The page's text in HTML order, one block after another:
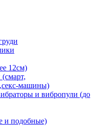
12см)
машины)
и вибропули (до
и подобные)